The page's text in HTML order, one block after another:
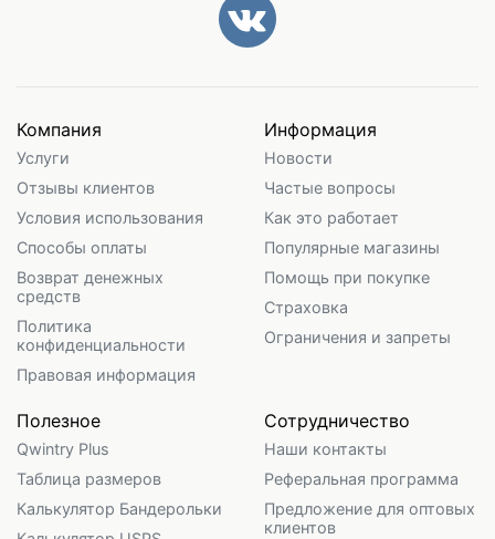
Компания
Услуги
Отзывы клиентов
Условия использования
Способы оплаты
Возврат денежных
средств
Политика
конфиденциальности
Правовая информация
Информация
Новости
Частые вопросы
Как это работает
Популярные магазины
Помощь при покупке
Страховка
Ограничения и запреты
Полезное
Qwintry Plus
Таблица размеров
Калькулятор Бандерольки
Сотрудничество
Наши контакты
Реферальная программа
Предложение для оптовых
клиентов